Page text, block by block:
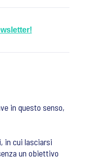
in questo senso,
in cui lasciarsi
un obiettivo